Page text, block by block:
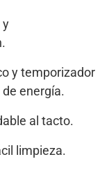
y
y temporizador
energía.
al tacto.
limpieza.